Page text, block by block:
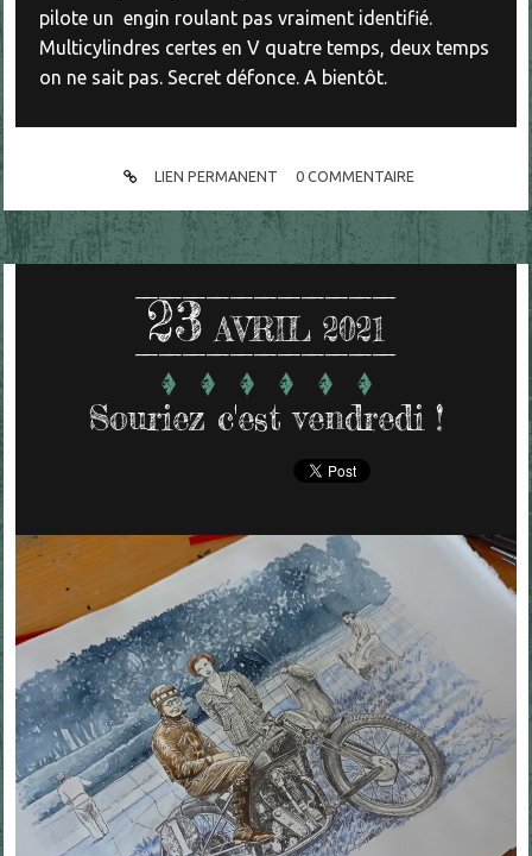
pilote un engin roulant pas vraiment identifié.
Multicylindres certes en V quatre temps, deux temps
on ne sait pas. Secret défonce. A bientôt.
LIEN PERMANENT 0 COMMENTAIRE
23 AVRIL 2021
Souriez c'est vendredi !